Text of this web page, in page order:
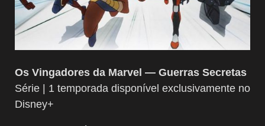
Os Vingadores da Marvel — Guerras Secretas
Série | 1 temporada disponível exclusivamente no
Disney+